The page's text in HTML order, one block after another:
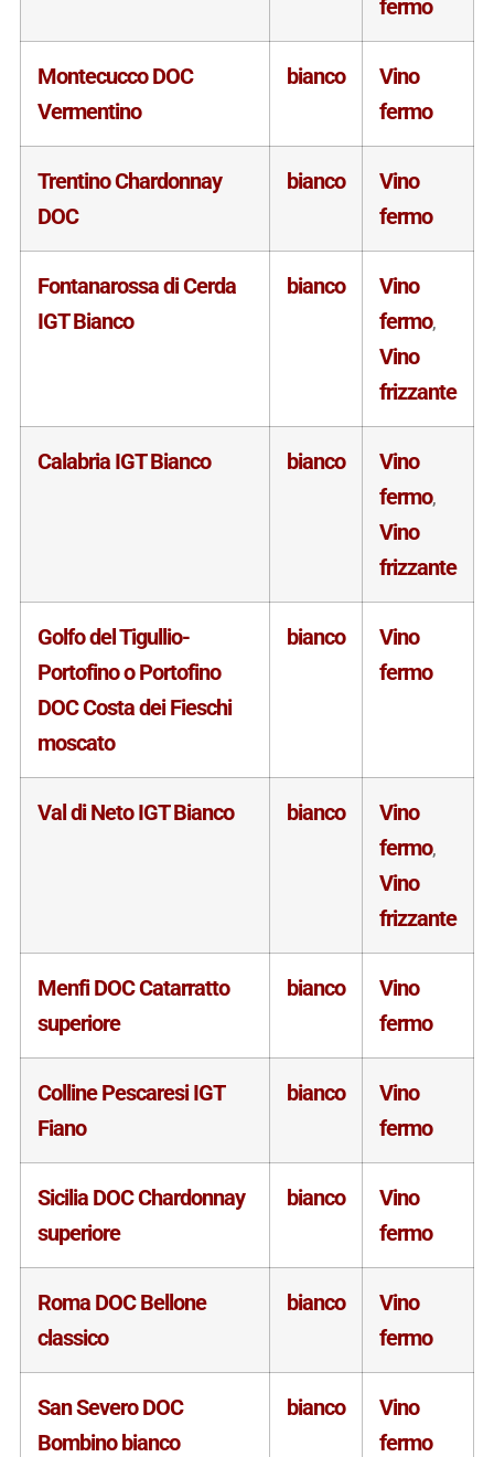
fermo
Montecucco DOC
Vermentino
bianco
Vino
fermo
Trentino Chardonnay
DOC
bianco
Vino
fermo
Fontanarossa di Cerda
IGT Bianco
bianco
Vino
fermo,
Vino
frizzante
Calabria IGT Bianco bianco
Vino
fermo,
Vino
frizzante
Golfo del Tigullio-
Portofino o Portofino
DOC Costa dei Fieschi
moscato
bianco
Vino
fermo
Val di Neto IGT Bianco bianco
Vino
fermo,
Vino
frizzante
Menfi DOC Catarratto
superiore
bianco
Vino
fermo
Colline Pescaresi IGT
Fiano
bianco
Vino
fermo
Sicilia DOC Chardonnay
superiore
bianco
Vino
fermo
Roma DOC Bellone
classico
bianco
Vino
fermo
San Severo DOC
Bombino bianco
bianco
Vino
fermo